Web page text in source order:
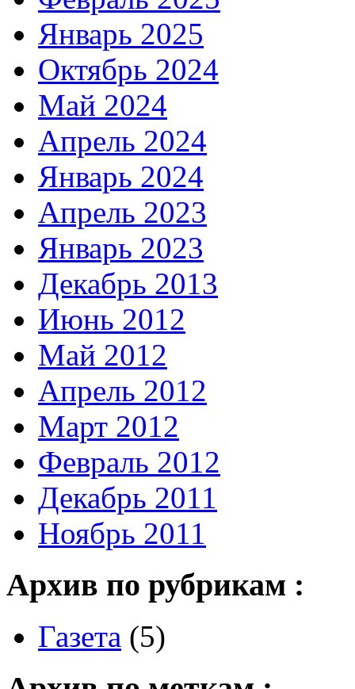
Январь 2025
Октябрь 2024
Май 2024
Апрель 2024
Январь 2024
Апрель 2023
Январь 2023
Декабрь 2013
Июнь 2012
Май 2012
Апрель 2012
Март 2012
Февраль 2012
Декабрь 2011
Ноябрь 2011
Архив по рубрикам :
Газета (5)